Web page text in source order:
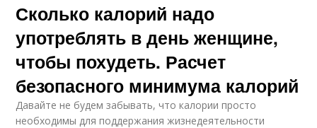
Сколько калорий надо
употреблять в день женщине,
чтобы похудеть. Расчет
безопасного минимума калорий
Давайте не будем забывать, что калории просто
необходимы для поддержания жизнедеятельности